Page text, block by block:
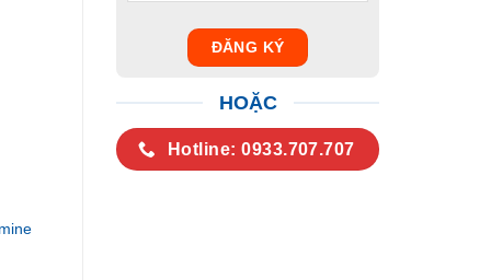
HOẶC
Hotline: 0933.707.707